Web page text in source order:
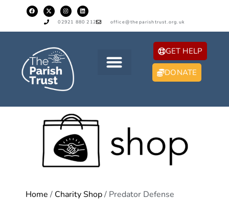
02921 880 212 office@theparishtrust.org.uk
GET HELP
DONATE
Home / Charity Shop/ Predator Defense